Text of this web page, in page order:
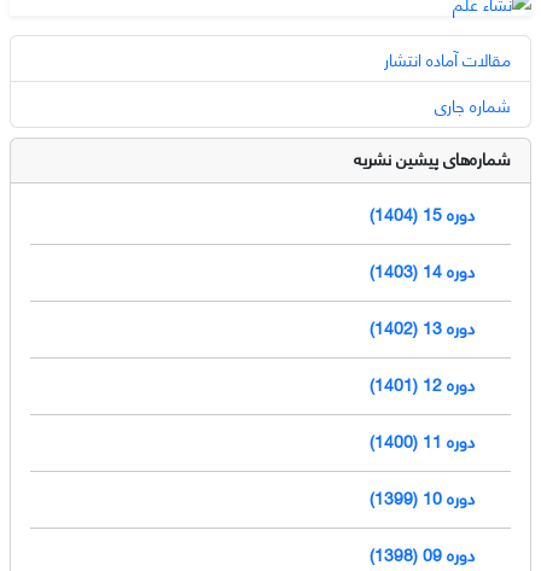
مقالات آماده انتشار
شماره جاری
شماره‌های پیشین نشریه
دوره 15 (1404)
دوره 14 (1403)
دوره 13 (1402)
دوره 12 (1401)
دوره 11 (1400)
دوره 10 (1399)
دوره 09 (1398)